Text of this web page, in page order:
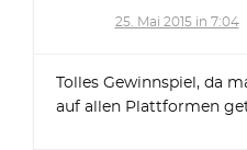
25. Mai 2015 in 7:04
Tolles Gewinnspiel, da
auf allen Plattformen